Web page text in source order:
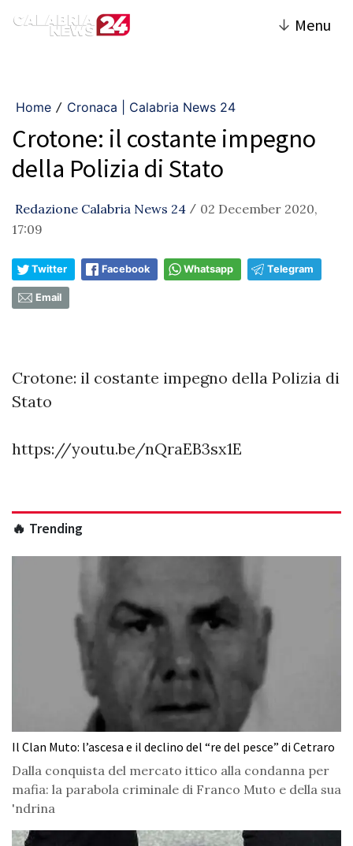
↓ Menu
Home / Cronaca | Calabria News 24
Crotone: il costante impegno
della Polizia di Stato
Redazione Calabria News 24 / 02 December 2020,
17:09
Twitter Facebook Whatsapp Telegram
Email
Crotone: il costante impegno della Polizia di
Stato
https://youtu.be/nQraEB3sx1E
🔥 Trending
Il Clan Muto: l’ascesa e il declino del “re del pesce” di Cetraro
Dalla conquista del mercato ittico alla condanna per
mafia: la parabola criminale di Franco Muto e della sua
'ndrina